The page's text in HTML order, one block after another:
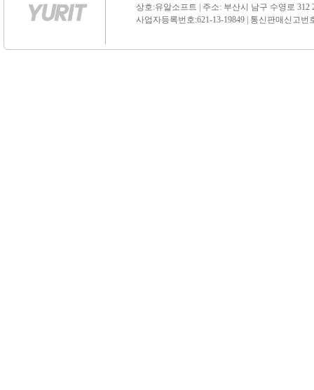
상호:유알소프트 | 주소: 부산시 남구 수영로 312
사업자등록번호:621-13-19849 | 통신판매신고번